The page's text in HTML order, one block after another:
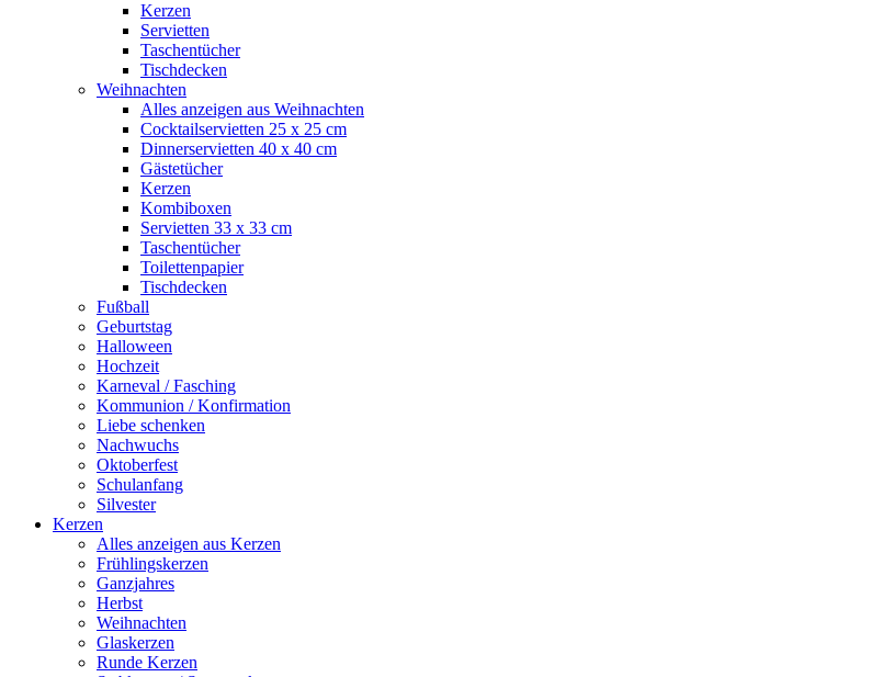
Kerzen
Servietten
Taschentücher
Tischdecken
Weihnachten
Alles anzeigen aus Weihnachten
Cocktailservietten 25 x 25 cm
Dinnerservietten 40 x 40 cm
Gästetücher
Kerzen
Kombiboxen
Servietten 33 x 33 cm
Taschentücher
Toilettenpapier
Tischdecken
Fußball
Geburtstag
Halloween
Hochzeit
Karneval / Fasching
Kommunion / Konfirmation
Liebe schenken
Nachwuchs
Oktoberfest
Schulanfang
Silvester
Kerzen
Alles anzeigen aus Kerzen
Frühlingskerzen
Ganzjahres
Herbst
Weihnachten
Glaskerzen
Runde Kerzen